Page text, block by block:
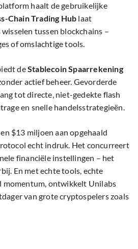
haalt de gebruikelijke
Chain Trading Hub laat
tussen blockchains –
of omslachtige tools.
deStablecoin Spaarrekening
actief beheer. Gevorderde
tot directe, niet-gedekte flash
en snelle handelsstrategieën.
$13 miljoen aan opgehaald
echt indruk. Het concurreert
financiële instellingen – het
En met echte tools, echte
momentum, ontwikkelt Unilabs
van grote cryptospelers zoals